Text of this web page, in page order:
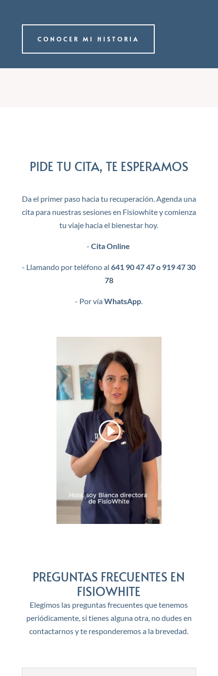
CONOCER MI HISTORIA
PIDE TU CITA, TE ESPERAMOS
Da el primer paso hacia tu recuperación. Agenda una
cita para nuestras sesiones en Fisiowhite y comienza
tu viaje hacia el bienestar hoy.
- CitaOnline
- Llamando por teléfono al 641 90 47 47o 919 47 30
78
- Por víaWhatsApp.
PREGUNTAS FRECUENTES EN
FISIOWHITE
Elegimos las preguntas frecuentes que tenemos
periódicamente, si tienes alguna otra, no dudes en
contactarnos y te responderemos a la brevedad.